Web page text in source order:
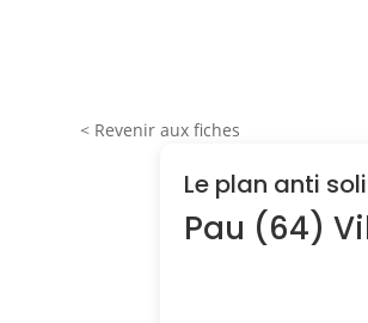
< Revenir aux fiches
Le plan anti
Pau (64)